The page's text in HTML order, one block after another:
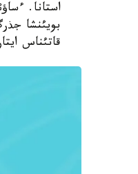
بويئنشا
قاتئناس